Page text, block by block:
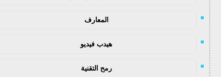
المعارف
هيدب فيديو
رمح التقنية